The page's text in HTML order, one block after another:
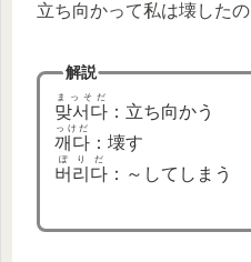
立ち向かって私は壊したの
解説
맞서다
まっそだ
：立ち向かう
깨다
っけだ
：壊す
버리다
ぽりだ
：～してしまう